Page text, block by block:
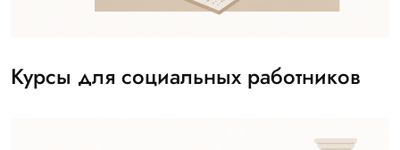
Курсы для социальных работников